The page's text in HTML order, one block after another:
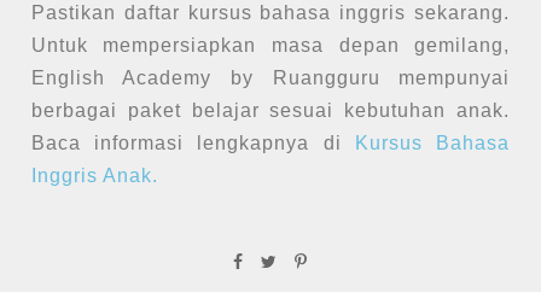
Pastikan daftar kursus bahasa inggris sekarang.
Untuk mempersiapkan masa depan gemilang,
English Academy by Ruangguru mempunyai
berbagai paket belajar sesuai kebutuhan anak.
Baca informasi lengkapnya di
Kursus Bahasa
Inggris Anak.